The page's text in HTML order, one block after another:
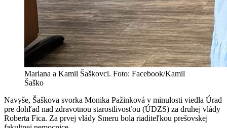
Mariana a Kamil Šaškovci. Foto: Facebook/Kamil
Šaško
Navyše, Šaškova svorka Monika Pažinková v minulosti viedla Úrad
pre dohľad nad zdravotnou starostlivosťou (ÚDZS) za druhej vlády
Roberta Fica. Za prvej vlády Smeru bola riaditeľkou prešovskej